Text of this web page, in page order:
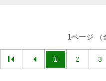
1ページ （
1 2 3